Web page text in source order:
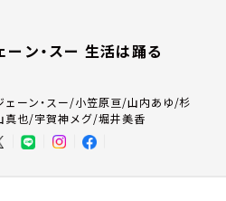
ーン・スー 生活は踊る
ェーン・スー/小笠原亘/山内あゆ/杉
真也/宇賀神メグ/堀井美香